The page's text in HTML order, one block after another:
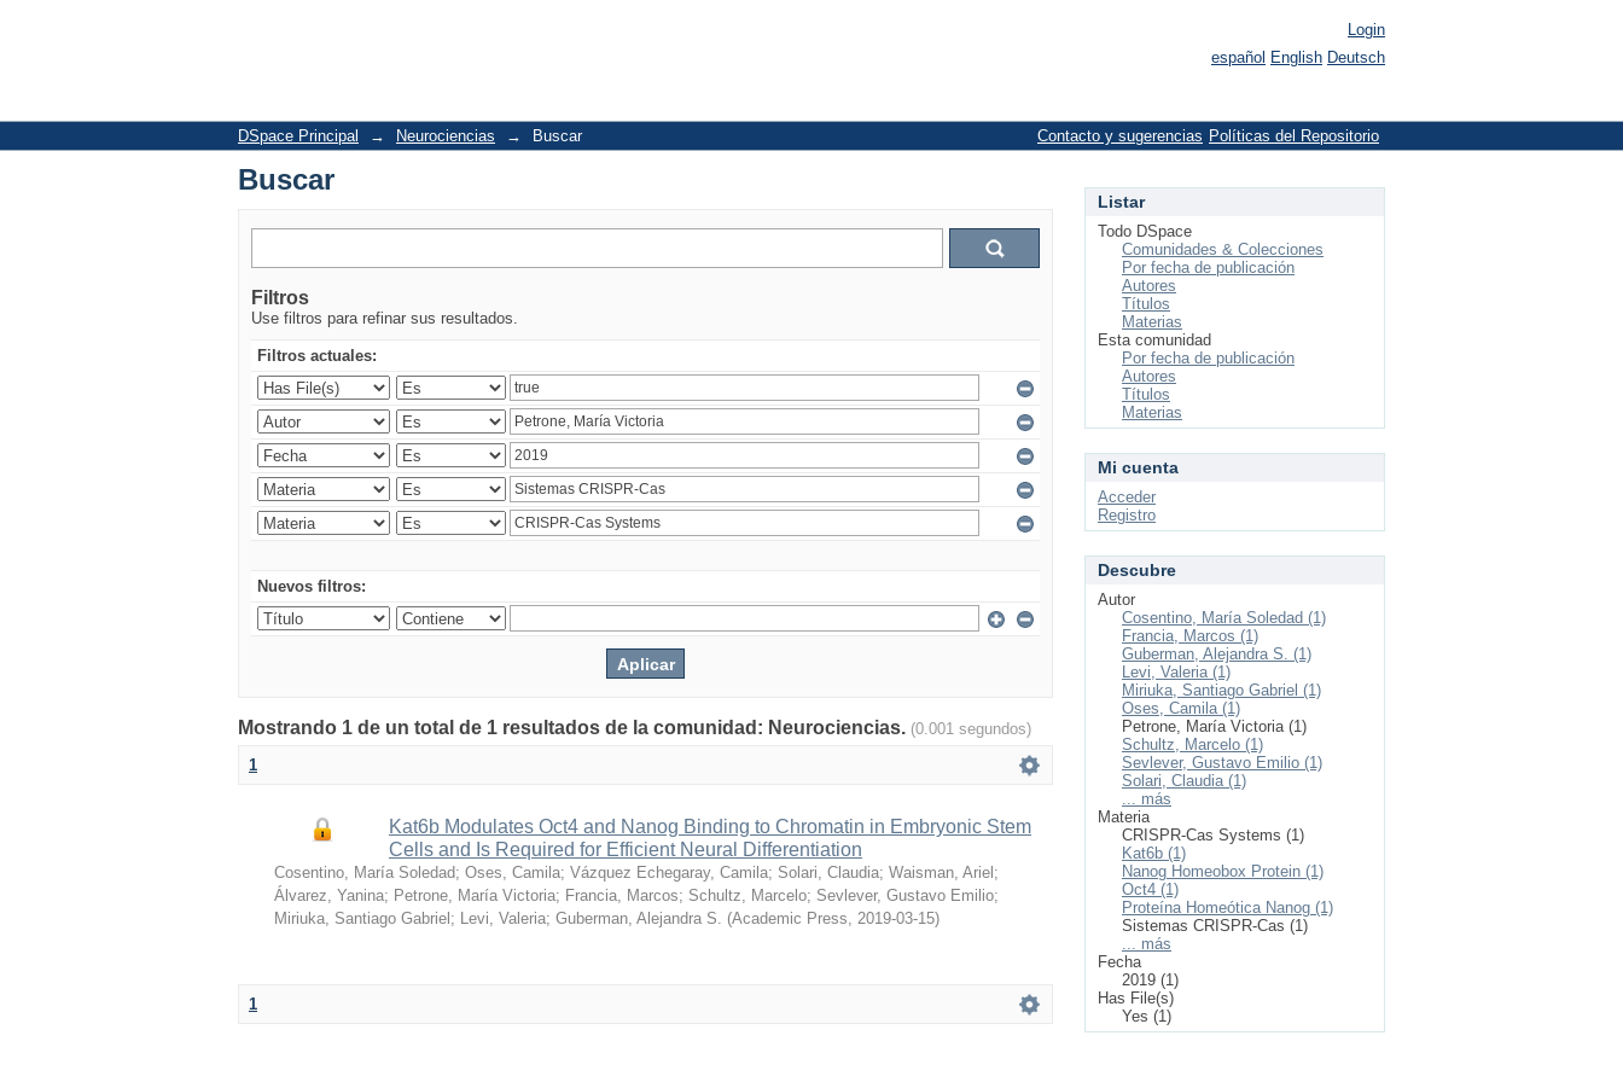
Login
español English Deutsch
DSpace Principal → Neurociencias → Buscar Políticas del Repositorio
Contacto y sugerencias
Buscar
Filtros
Use filtros para refinar sus resultados.
Filtros actuales:
Nuevos filtros:
Mostrando 1 de un total de 1 resultados de la comunidad: Neurociencias. (0.001 segundos)
1
Kat6b Modulates Oct4 and Nanog Binding to Chromatin in Embryonic Stem
Cells and Is Required for Efficient Neural Differentiation
Cosentino, María Soledad; Oses, Camila; Vázquez Echegaray, Camila; Solari, Claudia; Waisman, Ariel ;
Álvarez, Yanina; Petrone, María Victoria; Francia, Marcos; Schultz, Marcelo; Sevlever, Gustavo Emilio;
Miriuka, Santiago Gabriel ; Levi, Valeria; Guberman, Alejandra S. (Academic Press, 2019-03-15)
1
Listar
Todo DSpace
Comunidades & Colecciones
Por fecha de publicación
Autores
Títulos
Materias
Esta comunidad
Por fecha de publicación
Autores
Títulos
Materias
Mi cuenta
Acceder
Registro
Descubre
Autor
Cosentino, María Soledad (1)
Francia, Marcos (1)
Guberman, Alejandra S. (1)
Levi, Valeria (1)
Miriuka, Santiago Gabriel (1)
Oses, Camila (1)
Petrone, María Victoria (1)
Schultz, Marcelo (1)
Sevlever, Gustavo Emilio (1)
Solari, Claudia (1)
... más
Materia
CRISPR-Cas Systems (1)
Kat6b (1)
Nanog Homeobox Protein (1)
Oct4 (1)
Proteína Homeótica Nanog (1)
Sistemas CRISPR-Cas (1)
... más
Fecha
2019 (1)
Has File(s)
Yes (1)